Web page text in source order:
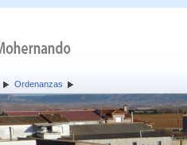
Ordenanzas